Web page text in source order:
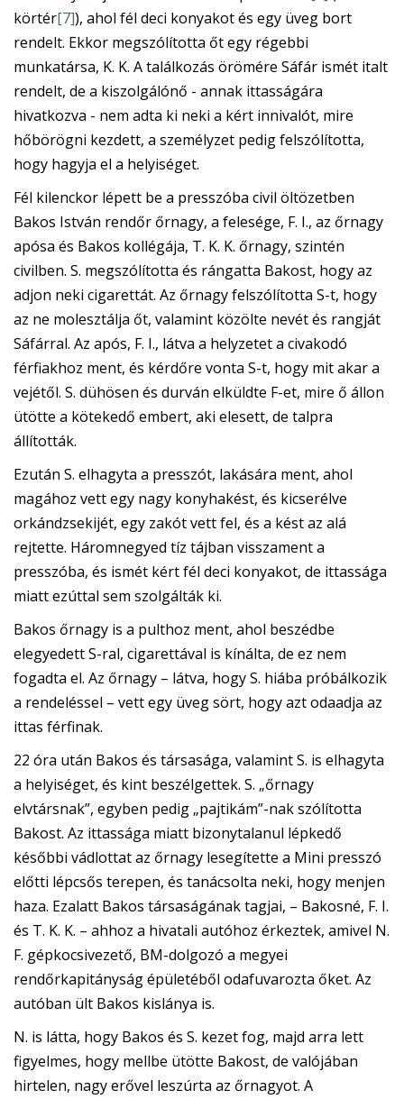
körtér[7]), ahol fél deci konyakot és egy üveg bort
rendelt. Ekkor megszólította őt egy régebbi
munkatársa, K. K. A találkozás örömére Sáfár ismét italt
rendelt, de a kiszolgálónő - annak ittasságára
hivatkozva - nem adta ki neki a kért innivalót, mire
hőbörögni kezdett, a személyzet pedig felszólította,
hogy hagyja el a helyiséget.
Fél kilenckor lépett be a presszóba civil öltözetben
Bakos István rendőr őrnagy, a felesége, F. I., az őrnagy
apósa és Bakos kollégája, T. K. K. őrnagy, szintén
civilben. S. megszólította és rángatta Bakost, hogy az
adjon neki cigarettát. Az őrnagy felszólította S-t, hogy
az ne molesztálja őt, valamint közölte nevét és rangját
Sáfárral. Az após, F. I., látva a helyzetet a civakodó
férfiakhoz ment, és kérdőre vonta S-t, hogy mit akar a
vejétől. S. dühösen és durván elküldte F-et, mire ő állon
ütötte a kötekedő embert, aki elesett, de talpra
állították.
Ezután S. elhagyta a presszót, lakására ment, ahol
magához vett egy nagy konyhakést, és kicserélve
orkándzsekijét, egy zakót vett fel, és a kést az alá
rejtette. Háromnegyed tíz tájban visszament a
presszóba, és ismét kért fél deci konyakot, de ittassága
miatt ezúttal sem szolgálták ki.
Bakos őrnagy is a pulthoz ment, ahol beszédbe
elegyedett S-ral, cigarettával is kínálta, de ez nem
fogadta el. Az őrnagy – látva, hogy S. hiába próbálkozik
a rendeléssel – vett egy üveg sört, hogy azt odaadja az
ittas férfinak.
22 óra után Bakos és társasága, valamint S. is elhagyta
a helyiséget, és kint beszélgettek. S. „őrnagy
elvtársnak”, egyben pedig „pajtikám”-nak szólította
Bakost. Az ittassága miatt bizonytalanul lépkedő
későbbi vádlottat az őrnagy lesegítette a Mini presszó
előtti lépcsős terepen, és tanácsolta neki, hogy menjen
haza. Ezalatt Bakos társaságának tagjai, – Bakosné, F. I.
és T. K. K. – ahhoz a hivatali autóhoz érkeztek, amivel N.
F. gépkocsivezető, BM-dolgozó a megyei
rendőrkapitányság épületéből odafuvarozta őket. Az
autóban ült Bakos kislánya is.
N. is látta, hogy Bakos és S. kezet fog, majd arra lett
figyelmes, hogy mellbe ütötte Bakost, de valójában
hirtelen, nagy erővel leszúrta az őrnagyot. A